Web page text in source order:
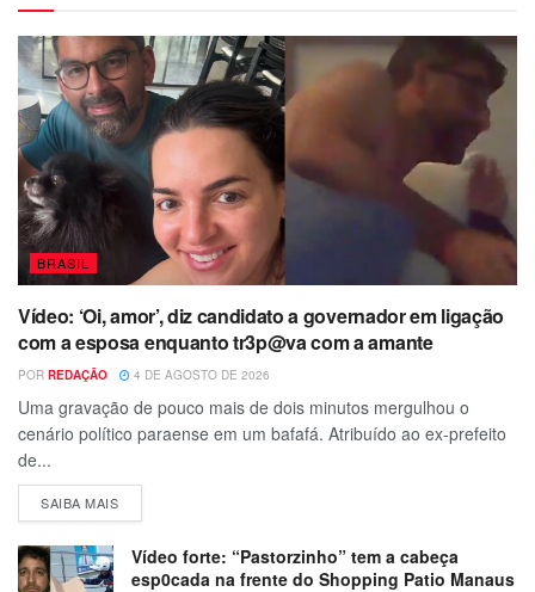
BRASIL
Vídeo: ‘Oi, amor’, diz candidato a governador em ligação
com a esposa enquanto tr3p@va com a amante
POR REDAÇÃO 4 DE AGOSTO DE 2026
Uma gravação de pouco mais de dois minutos mergulhou o
cenário político paraense em um bafafá. Atribuído ao ex-prefeito
de...
SAIBA MAIS
Vídeo forte: “Pastorzinho” tem a cabeça
esp0cada na frente do Shopping Patio Manaus